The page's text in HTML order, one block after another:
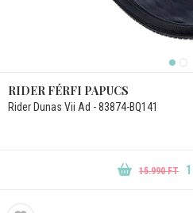
RIDER FÉRFI PAPUCS
Rider Dunas Vii Ad - 83874-BQ141
15.990 FT